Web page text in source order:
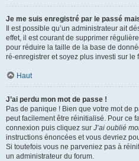
Je me suis enregistré par le passé
Il est possible qu’un administrateur ait
effet, il est courant de supprimer
pour réduire la taille de la base de
ré-enregistrer et soyez plus investi sur le
Haut
J’ai perdu mon mot de passe !
Pas de panique ! Bien que votre mot de
peut facilement être réinitialisé. Pour ce
connexion puis cliquez sur J’ai oublié
instructions énoncées et vous devriez
Si toutefois vous ne parveniez pas à
un administrateur du forum.